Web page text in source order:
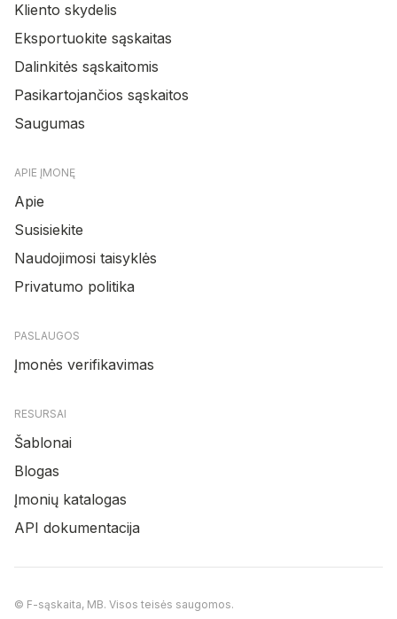
Kliento skydelis
Eksportuokite sąskaitas
Dalinkitės sąskaitomis
Pasikartojančios sąskaitos
Saugumas
APIE ĮMONĘ
Apie
Susisiekite
Naudojimosi taisyklės
Privatumo politika
PASLAUGOS
Įmonės verifikavimas
RESURSAI
Šablonai
Blogas
Įmonių katalogas
API dokumentacija
© F-sąskaita, MB. Visos teisės saugomos.